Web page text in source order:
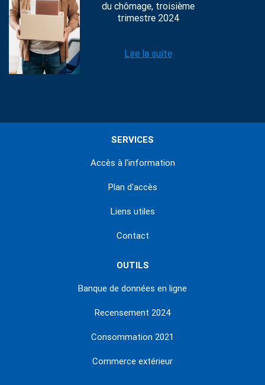
du chômage, troisième
trimestre 2024
Lire la suite
SERVICES
Accès à l'information
Plan d'accès
Liens utiles
Contact
OUTILS
Banque de données en ligne
Recensement 2024
Consommation 2021
Commerce extérieur